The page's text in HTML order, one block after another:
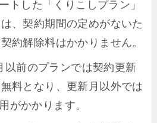
トした「くりこしプラン」
、契約期間の定めがないた
約解除料はかかりません。
以前のプランでは契約更新
料となり、更新月以外では
がかかります。